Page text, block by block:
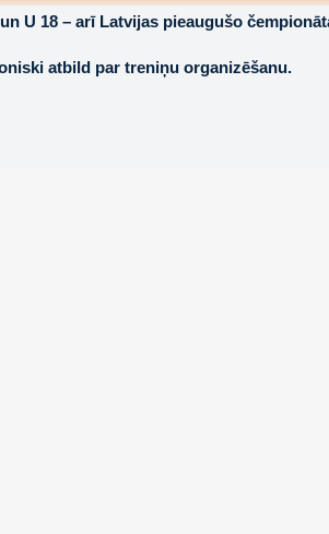
U 18 – arī Latvijas pieaugušo
atbild par treniņu organizēšanu.